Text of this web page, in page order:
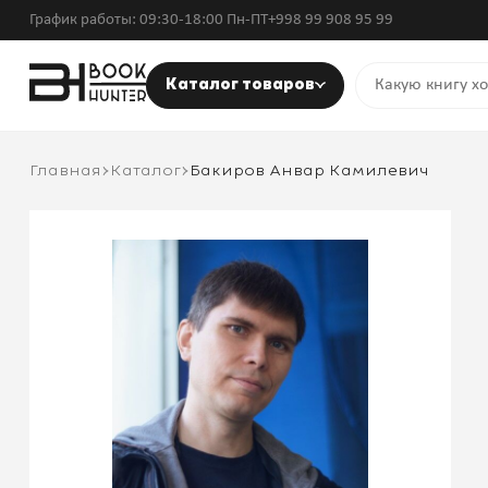
График работы: 09:30-18:00 Пн-ПТ+998 99 908 95 99
Каталог товаров
Главная Каталог Бакиров Анвар Камилевич